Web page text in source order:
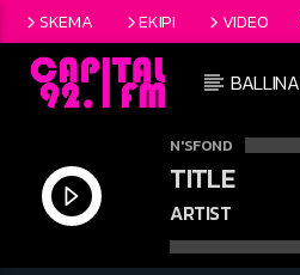
SKEMA EKIPI VIDEO
BALLINA
N'SFOND
TITLE
ARTIST